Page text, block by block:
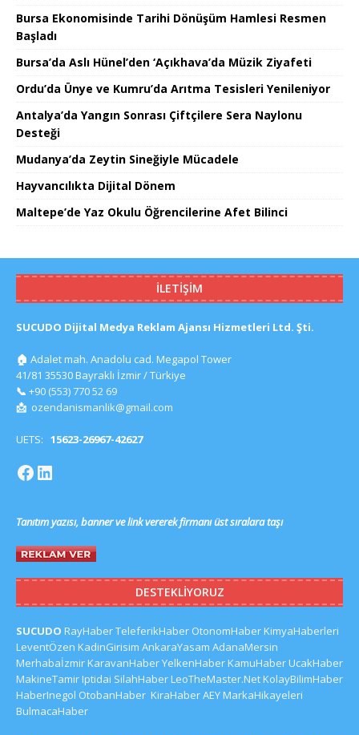
Bursa Ekonomisinde Tarihi Dönüşüm Hamlesi Resmen
Başladı
Bursa’da Aslı Hünel’den ‘Açıkhava’da Müzik Ziyafeti
Ordu’da Ünye ve Kumru’da Arıtma Tesisleri Yenileniyor
Antalya’da Yangın Sonrası Çiftçilere Sera Naylonu
Desteği
Mudanya’da Zeytin Sineğiyle Mücadele
Hayvancılıkta Dijital Dönem
Maltepe’de Yaz Okulu Öğrencilerine Afet Bilinci
İLETIŞIM
SUCUDO Dijital Medya Reklam Ajansı Hizmetleri Ltd. Şti.
🏠 Adalet mah. Anadolu cad. Megapol Tower
41/81 35530 Bayraklı İzmir / Türkiye
📞 +90 (553) 770 52 69
📩 ozendanismanlik@gmail.com
UETS: 15623-26967-42627
Tanıtım yazısı, banner ve link vererek firmanı üst sıralara taşı
DESTEKLIYORUZ
SUCUDO RayHaberTeleferikHaber OtonomHaberKimyaHaberleri
LeventÖzen KadinGirisim AnkaraYasam AdanaMersin
MerhabaİzmirKaravanHaberYelkenHaberKamuHaberUcakHaber
MakineTamirIptidai SilahHaberLeoTheMaster.NetKolayBilimHaber
HaberInegol OtobanHaber KiraHaberAEYMarkaHikayeleri
BulmacaHaber